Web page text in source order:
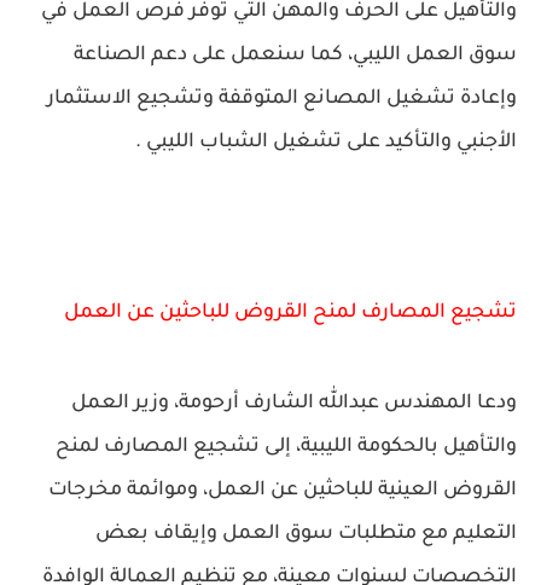
والتأهيل على الحرف والمهن التي توفر فرص العمل في
سوق العمل الليبي، كما سنعمل على دعم الصناعة
وإعادة تشغيل المصانع المتوقفة وتشجيع الاستثمار
الأجنبي والتأكيد على تشغيل الشباب الليبي .
تشجيع المصارف لمنح القروض للباحثين عن العمل
ودعا المهندس عبدالله الشارف أرحومة، وزير العمل
والتأهيل بالحكومة الليبية، إلى تشجيع المصارف لمنح
القروض العينية للباحثين عن العمل، وموائمة مخرجات
التعليم مع متطلبات سوق العمل وإيقاف بعض
التخصصات لسنوات معينة، مع تنظيم العمالة الوافدة